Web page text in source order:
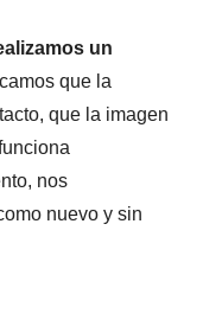
un
que la
que la imagen
nos
nuevo y sin